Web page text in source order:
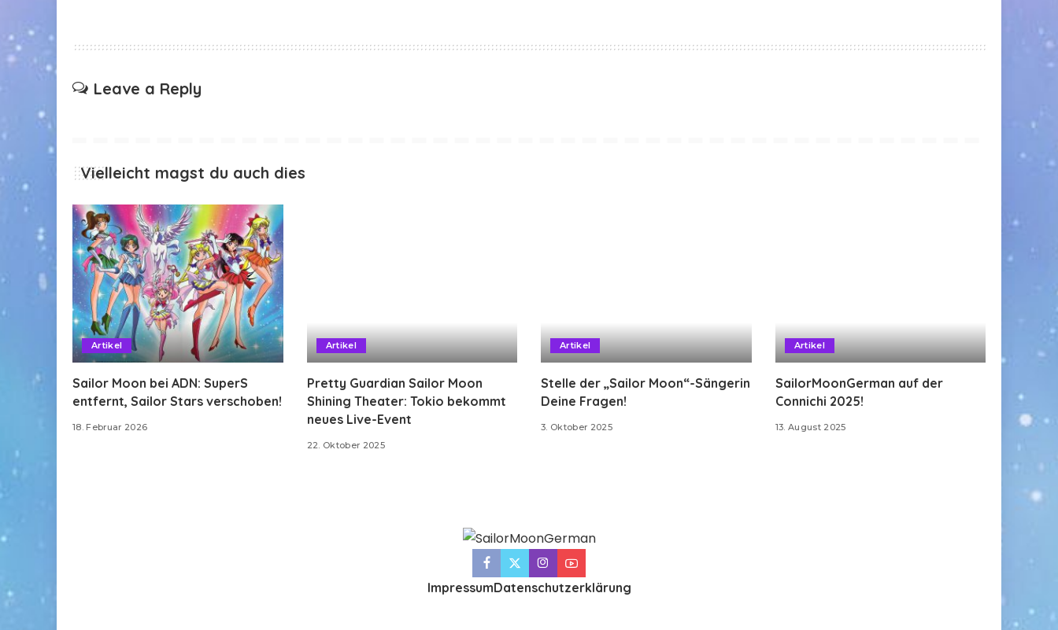
Leave a Reply
Vielleicht magst du auch dies
Artikel
Sailor Moon bei ADN: SuperS
entfernt, Sailor Stars verschoben!
18. Februar 2026
Artikel
Pretty Guardian Sailor Moon
Shining Theater: Tokio bekommt
neues Live-Event
22. Oktober 2025
Artikel
Stelle der „Sailor Moon“-Sängerin
Deine Fragen!
3. Oktober 2025
Artikel
SailorMoonGerman auf der
Connichi 2025!
13. August 2025
ImpressumDatenschutzerklärung